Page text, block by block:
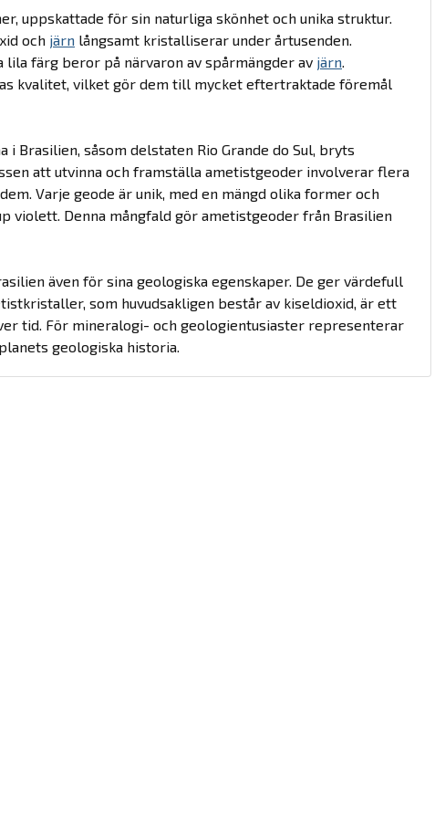
uppskattade för sin naturliga skönhet och unika struktur.
och järn långsamt kristalliserar under årtusenden.
färg beror på närvaron av spårmängder av järn.
kvalitet, vilket gör dem till mycket eftertraktade föremål
Brasilien, såsom delstaten Rio Grande do Sul, bryts
att utvinna och framställa ametistgeoder involverar flera
Varje geode är unik, med en mängd olika former och
violett. Denna mångfald gör ametistgeoder från Brasilien
även för sina geologiska egenskaper. De ger värdefull
som huvudsakligen består av kiseldioxid, är ett
tid. För mineralogi- och geologientusiaster representerar
geologiska historia.